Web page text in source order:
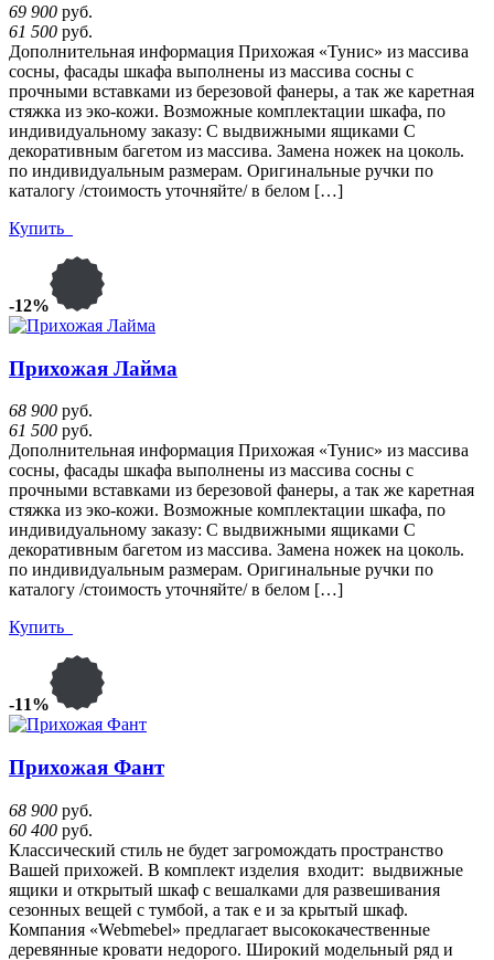
69 900 руб.
61 500 руб.
Дополнительная информация Прихожая «Тунис» из массива
сосны, фасады шкафа выполнены из массива сосны с
прочными вставками из березовой фанеры, а так же каретная
стяжка из эко-кожи. Возможные комплектации шкафа, по
индивидуальному заказу: С выдвижными ящиками С
декоративным багетом из массива. Замена ножек на цоколь.
по индивидуальным размерам. Оригинальные ручки по
каталогу /стоимость уточняйте/ в белом […]
Купить
-12%
Прихожая Лайма
68 900 руб.
61 500 руб.
Дополнительная информация Прихожая «Тунис» из массива
сосны, фасады шкафа выполнены из массива сосны с
прочными вставками из березовой фанеры, а так же каретная
стяжка из эко-кожи. Возможные комплектации шкафа, по
индивидуальному заказу: С выдвижными ящиками С
декоративным багетом из массива. Замена ножек на цоколь.
по индивидуальным размерам. Оригинальные ручки по
каталогу /стоимость уточняйте/ в белом […]
Купить
-11%
Прихожая Фант
68 900 руб.
60 400 руб.
Классический стиль не будет загромождать пространство
Вашей прихожей. В комплект изделия входит: выдвижные
ящики и открытый шкаф с вешалками для развешивания
сезонных вещей с тумбой, а так е и за крытый шкаф.
Компания «Webmebel» предлагает высококачественные
деревянные кровати недорого. Широкий модельный ряд и